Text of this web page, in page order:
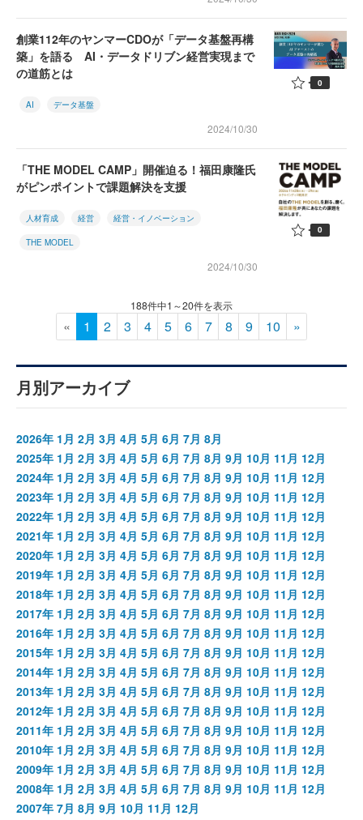
創業112年のヤンマーCDOが「データ基盤再構
築」を語る AI・データドリブン経営実現まで
の道筋とは
AI データ基盤
2024/10/30
0
「THE MODEL CAMP」開催迫る！福田康隆氏
がピンポイントで課題解決を支援
人材育成 経営 経営・イノベーション
THE MODEL
2024/10/30
0
188件中1～20件を表示
« 1 2 3 4 5 6 7 8 9 10 »
月別アーカイブ
2026年 1月 2月 3月 4月 5月 6月 7月 8月
2025年 1月 2月 3月 4月 5月 6月 7月 8月 9月 10月 11月 12月
2024年 1月 2月 3月 4月 5月 6月 7月 8月 9月 10月 11月 12月
2023年 1月 2月 3月 4月 5月 6月 7月 8月 9月 10月 11月 12月
2022年 1月 2月 3月 4月 5月 6月 7月 8月 9月 10月 11月 12月
2021年 1月 2月 3月 4月 5月 6月 7月 8月 9月 10月 11月 12月
2020年 1月 2月 3月 4月 5月 6月 7月 8月 9月 10月 11月 12月
2019年 1月 2月 3月 4月 5月 6月 7月 8月 9月 10月 11月 12月
2018年 1月 2月 3月 4月 5月 6月 7月 8月 9月 10月 11月 12月
2017年 1月 2月 3月 4月 5月 6月 7月 8月 9月 10月 11月 12月
2016年 1月 2月 3月 4月 5月 6月 7月 8月 9月 10月 11月 12月
2015年 1月 2月 3月 4月 5月 6月 7月 8月 9月 10月 11月 12月
2014年 1月 2月 3月 4月 5月 6月 7月 8月 9月 10月 11月 12月
2013年 1月 2月 3月 4月 5月 6月 7月 8月 9月 10月 11月 12月
2012年 1月 2月 3月 4月 5月 6月 7月 8月 9月 10月 11月 12月
2011年 1月 2月 3月 4月 5月 6月 7月 8月 9月 10月 11月 12月
2010年 1月 2月 3月 4月 5月 6月 7月 8月 9月 10月 11月 12月
2009年 1月 2月 3月 4月 5月 6月 7月 8月 9月 10月 11月 12月
2008年 1月 2月 3月 4月 5月 6月 7月 8月 9月 10月 11月 12月
2007年 7月 8月 9月 10月 11月 12月